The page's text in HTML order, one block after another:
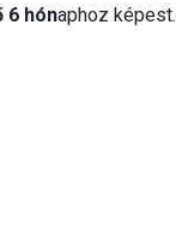
6 hónaphoz képest.